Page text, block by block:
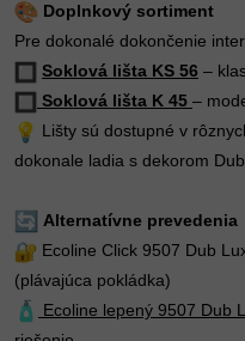
Doplnkový sortiment
Pre dokonalé dokončenie
Soklová lišta KS 56 –
Soklová lišta K 45 –
Lišty sú dostupné v
dokonale ladia s dekorom
Alternatívne prevedenia
Ecoline Click 9507 Dub
(plávajúca pokládka)
Ecoline lepený 9507 Dub